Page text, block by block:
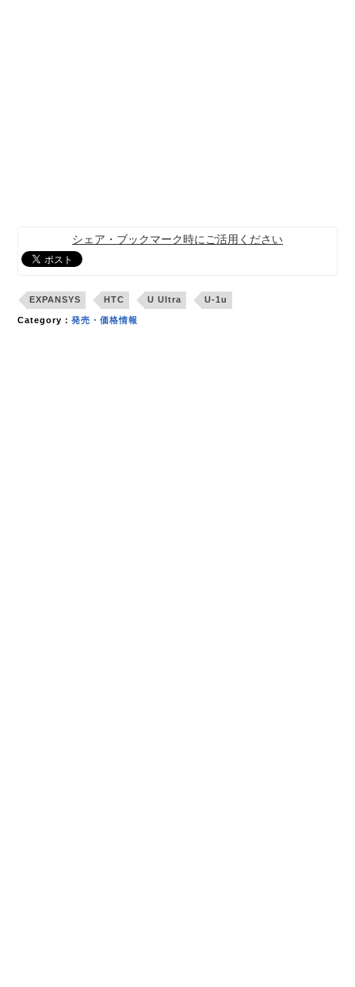
シェア・ブックマーク時にご活用ください
EXPANSYS HTC U Ultra U-1u
Category：発売・価格情報